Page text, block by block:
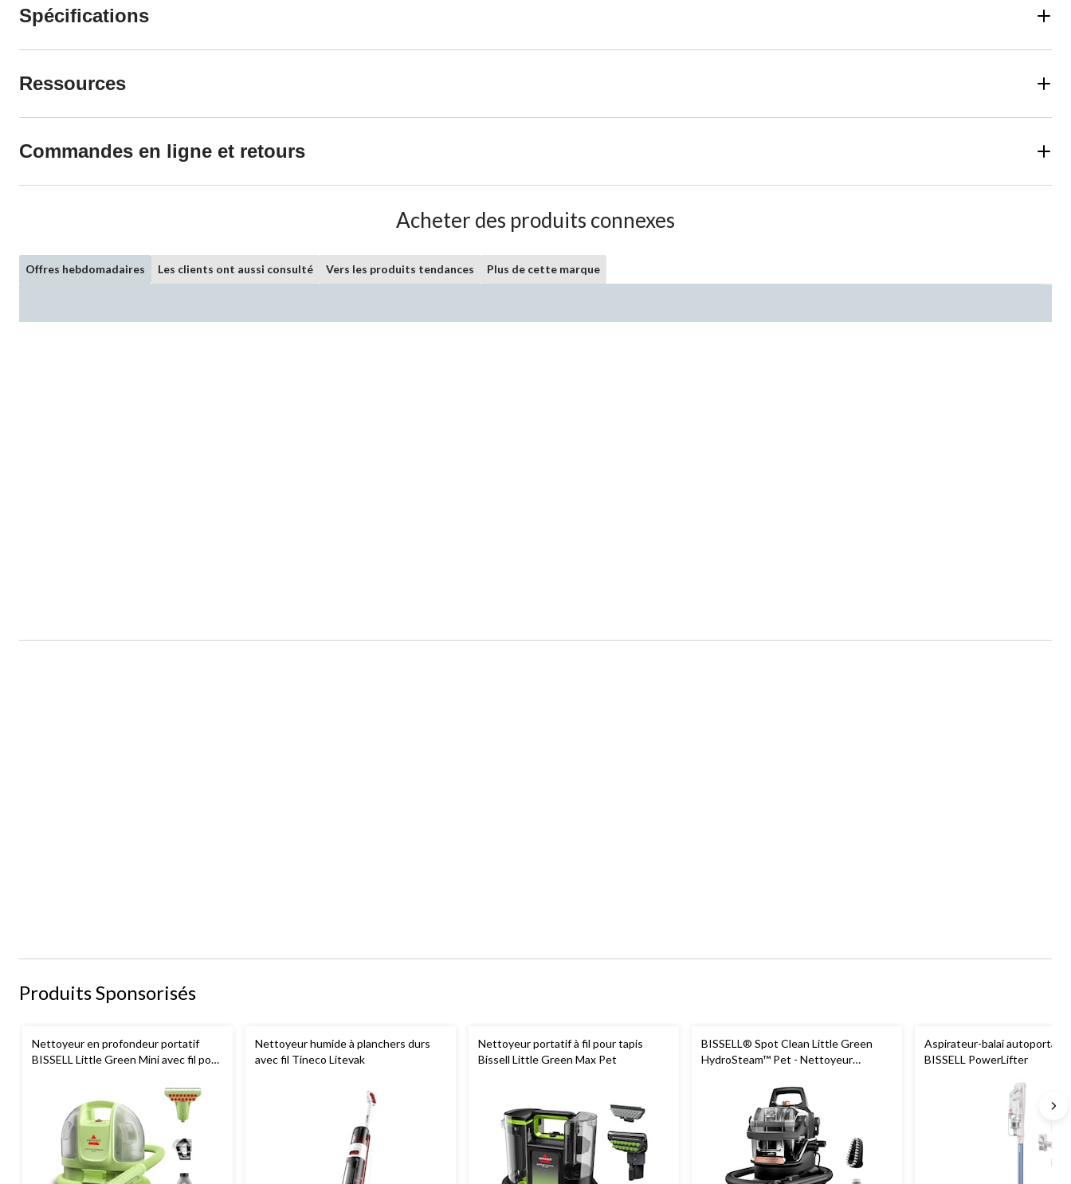
Spécifications
Ressources
Commandes en ligne et retours
Acheter des produits connexes
Offres hebdomadaires Les clients ont aussi consulté Vers les produits tendances Plus de cette marque
Produits Sponsorisés
Nettoyeur en profondeur portatif
BISSELL Little Green Mini avec fil pour
Nettoyeur humide à planchers durs
avec fil Tineco Litevak
Nettoyeur portatif à fil pour tapis
Bissell Little Green Max Pet
BISSELL® Spot Clean Little Green
HydroSteam™ Pet - Nettoyeur
pour animaux de compagnie
Aspirateur-balai autoportant
BISSELL PowerLifter